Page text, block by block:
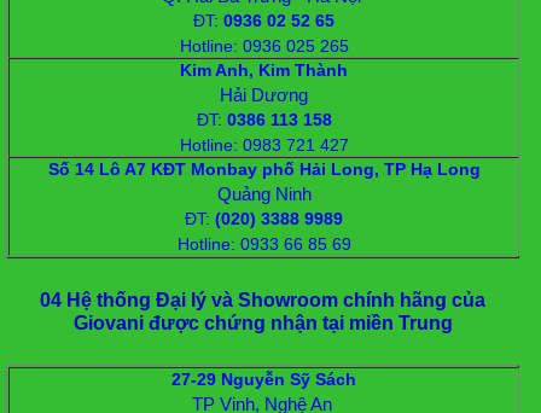
ĐT:0936 02 52 65
Hotline: 0936 025 265
Kim Anh, Kim Thành
Hải Dương
ĐT: ‭0386 113 158
Hotline: 0983 721 427
Số 14 Lô A7 KĐT Monbay phố Hải Long, TP Hạ Long
Quảng Ninh
ĐT:‭(020) 3388 9989
Hotline: 0933 66 85 69
04 Hệ thống Đại lý và Showroom chính hãng của
Giovani được chứng nhận tại miền Trung
27-29 Nguyễn Sỹ Sách
TP Vinh, Nghệ An